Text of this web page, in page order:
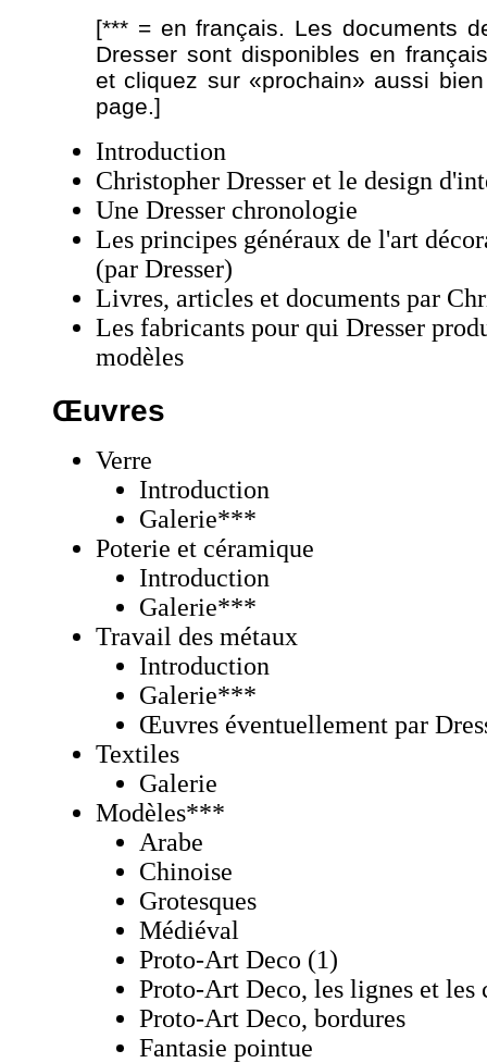
[*** = en français. Les documents
Dresser sont disponibles en
et cliquez sur «prochain» aussi
page.]
Introduction
Christopher Dresser et le design
Une Dresser chronologie
Les principes généraux de l'art
(par Dresser)
Livres, articles et documents par
Les fabricants pour qui Dresser
modèles
Œuvres
Verre
Introduction
Galerie***
Poterie et céramique
Introduction
Galerie***
Travail des métaux
Introduction
Galerie***
Œuvres éventuellement par
Textiles
Galerie
Modèles***
Arabe
Chinoise
Grotesques
Médiéval
Proto-Art Deco (1)
Proto-Art Deco, les lignes et les
Proto-Art Deco, bordures
Fantasie pointue